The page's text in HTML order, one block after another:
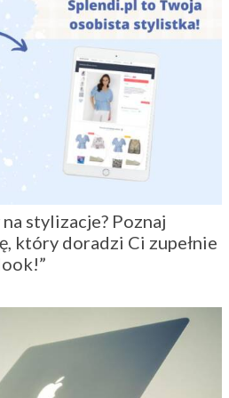
stylizacje? Poznaj
który doradzi Ci zupełnie